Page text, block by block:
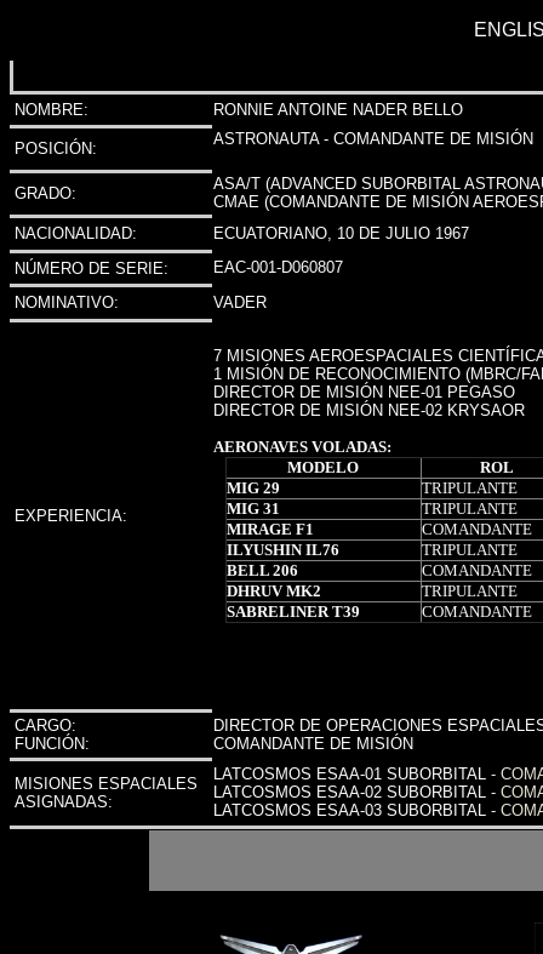
NOMBRE: RONNIE ANTOINE NADER BELLO
POSICIÓN:
ASTRONAUTA - COMANDANTE DE MISIÓN
GRADO:
ASA/T (ADVANCED SUBORBITAL
CMAE (COMANDANTE DE MISIÓN
NACIONALIDAD:
ECUATORIANO, 10 DE JULIO 1967
NÚMERO DE SERIE:
EAC-001-D060807
NOMINATIVO: VADER
EXPERIENCIA:
7 MISIONES AEROESPACIALES
1 MISIÓN DE RECONOCIMIENTO (MBRC/
DIRECTOR DE MISIÓN NEE-01 PEGASO
DIRECTOR DE MISIÓN NEE-02 KRYSAOR
AERONAVES VOLADAS:
MODELO
ROL
MIG 29
TRIPULANTE
MIG 31
TRIPULANTE
MIRAGE F1
COMANDANTE
ILYUSHIN IL76
TRIPULANTE
BELL 206
COMANDANTE
DHRUV MK2
TRIPULANTE
SABRELINER T39
COMANDANTE
CARGO:
FUNCIÓN:
DIRECTOR DE OPERACIONES
COMANDANTE DE MISIÓN
MISIONES ESPACIALES
ASIGNADAS:
LATCOSMOS ESAA-01 SUBORBITAL -
LATCOSMOS ESAA-02 SUBORBITAL -
LATCOSMOS ESAA-03 SUBORBITAL -